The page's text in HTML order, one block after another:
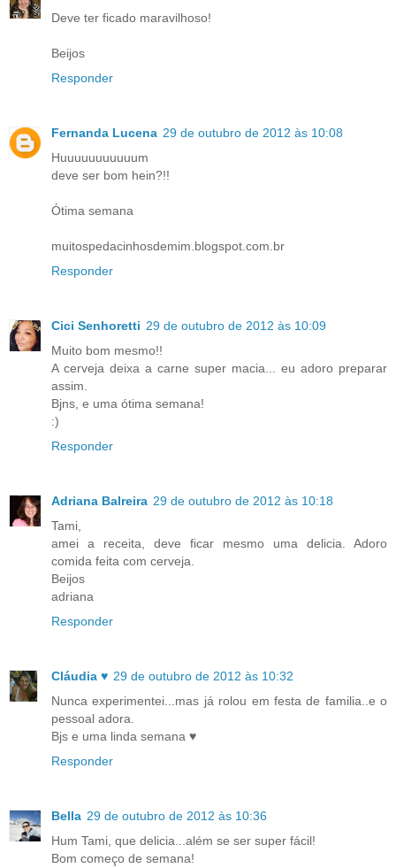
Deve ter ficado maravilhoso!
Beijos
Responder
Fernanda Lucena 29 de outubro de 2012 às 10:08
Huuuuuuuuuuum
deve ser bom hein?!!
Ótima semana
muitospedacinhosdemim.blogspot.com.br
Responder
Cici Senhoretti 29 de outubro de 2012 às 10:09
Muito bom mesmo!!
A cerveja deixa a carne super macia... eu adoro preparar
assim.
Bjns, e uma ótima semana!
:)
Responder
Adriana Balreira 29 de outubro de 2012 às 10:18
Tami,
amei a receita, deve ficar mesmo uma delicia. Adoro
comida feita com cerveja.
Beijos
adriana
Responder
Cláudia ♥ 29 de outubro de 2012 às 10:32
Nunca experimentei...mas já rolou em festa de familia..e o
pessoal adora.
Bjs e uma linda semana ♥
Responder
Bella 29 de outubro de 2012 às 10:36
Hum Tami, que delicia...além se ser super fácil!
Bom começo de semana!